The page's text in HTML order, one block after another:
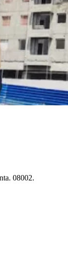
08002.